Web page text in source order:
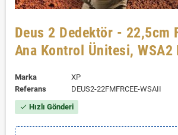
Deus 2 Dedektör - 22,5cm
Ana Kontrol Ünitesi, WSA2
Marka
XP
Referans
DEUS2-22FMFRCEE-WSAII
check Hızlı Gönderi